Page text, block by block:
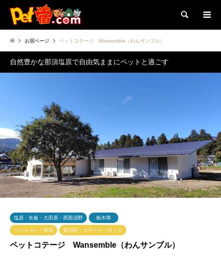
検索
お宿ページ ペットコテージ Wansemble（わんサンブル）
自然豊かな那須塩原で自由気ままにペットと過ごす
塩原・矢板・大田原・西那須野 栃木県
ペンション・民宿 貸別荘・コテージ・ロッジ
ペットコテージ Wansemble（わんサンブル）